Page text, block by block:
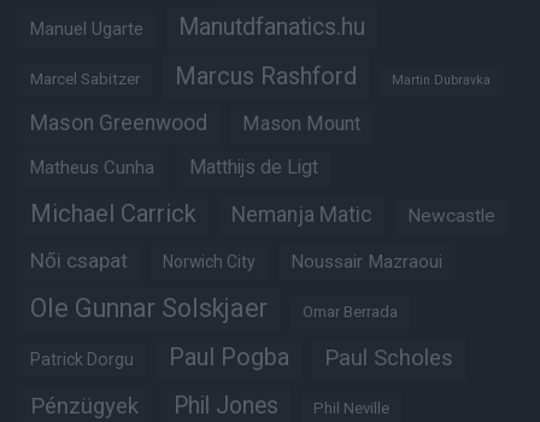
Manuel Ugarte Manutdfanatics.hu
Marcel Sabitzer Marcus Rashford Martin Dubravka
Mason Greenwood Mason Mount
Matheus Cunha Matthijs de Ligt
Michael Carrick Nemanja Matic Newcastle
Női csapat Norwich City Noussair Mazraoui
Ole Gunnar Solskjaer Omar Berrada
Patrick Dorgu Paul Pogba Paul Scholes
Pénzügyek Phil Jones Phil Neville